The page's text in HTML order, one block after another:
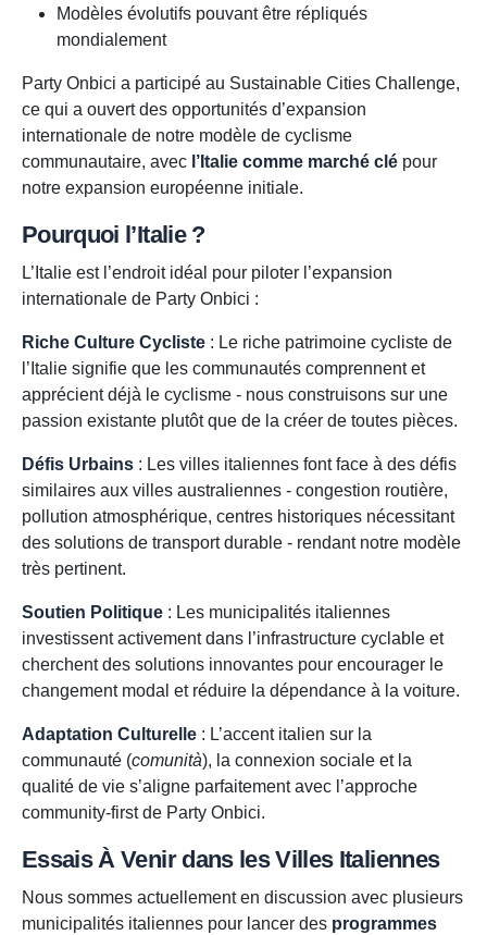
Modèles évolutifs pouvant être répliqués
mondialement
Party Onbici a participé au Sustainable Cities Challenge,
ce qui a ouvert des opportunités d’expansion
internationale de notre modèle de cyclisme
communautaire, avec l’Italie comme marché clé pour
notre expansion européenne initiale.
Pourquoi l’Italie ?
L’Italie est l’endroit idéal pour piloter l’expansion
internationale de Party Onbici :
Riche Culture Cycliste : Le riche patrimoine cycliste de
l’Italie signifie que les communautés comprennent et
apprécient déjà le cyclisme - nous construisons sur une
passion existante plutôt que de la créer de toutes pièces.
Défis Urbains : Les villes italiennes font face à des défis
similaires aux villes australiennes - congestion routière,
pollution atmosphérique, centres historiques nécessitant
des solutions de transport durable - rendant notre modèle
très pertinent.
Soutien Politique : Les municipalités italiennes
investissent activement dans l’infrastructure cyclable et
cherchent des solutions innovantes pour encourager le
changement modal et réduire la dépendance à la voiture.
Adaptation Culturelle : L’accent italien sur la
communauté (comunità), la connexion sociale et la
qualité de vie s’aligne parfaitement avec l’approche
community-first de Party Onbici.
Essais À Venir dans les Villes Italiennes
Nous sommes actuellement en discussion avec plusieurs
municipalités italiennes pour lancer des programmes